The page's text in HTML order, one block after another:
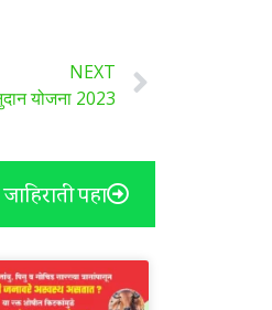
NEXT
योजना 2023
पहा